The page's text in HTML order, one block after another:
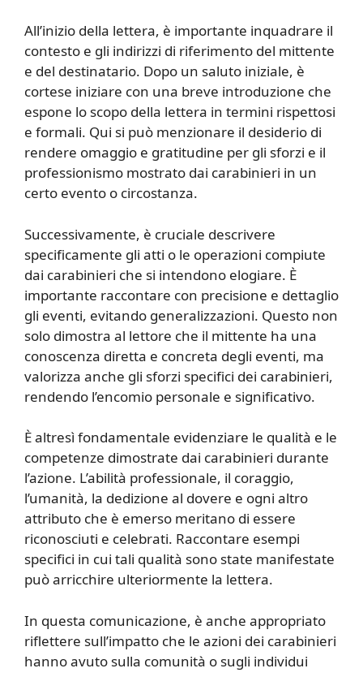
All’inizio della lettera, è importante inquadrare il
contesto e gli indirizzi di riferimento del mittente
e del destinatario. Dopo un saluto iniziale, è
cortese iniziare con una breve introduzione che
espone lo scopo della lettera in termini rispettosi
e formali. Qui si può menzionare il desiderio di
rendere omaggio e gratitudine per gli sforzi e il
professionismo mostrato dai carabinieri in un
certo evento o circostanza.
Successivamente, è cruciale descrivere
specificamente gli atti o le operazioni compiute
dai carabinieri che si intendono elogiare. È
importante raccontare con precisione e dettaglio
gli eventi, evitando generalizzazioni. Questo non
solo dimostra al lettore che il mittente ha una
conoscenza diretta e concreta degli eventi, ma
valorizza anche gli sforzi specifici dei carabinieri,
rendendo l’encomio personale e significativo.
È altresì fondamentale evidenziare le qualità e le
competenze dimostrate dai carabinieri durante
l’azione. L’abilità professionale, il coraggio,
l’umanità, la dedizione al dovere e ogni altro
attributo che è emerso meritano di essere
riconosciuti e celebrati. Raccontare esempi
specifici in cui tali qualità sono state manifestate
può arricchire ulteriormente la lettera.
In questa comunicazione, è anche appropriato
riflettere sull’impatto che le azioni dei carabinieri
hanno avuto sulla comunità o sugli individui